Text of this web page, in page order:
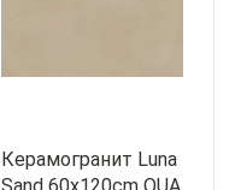
Керамогранит Luna
Sand 60x120cm QUA